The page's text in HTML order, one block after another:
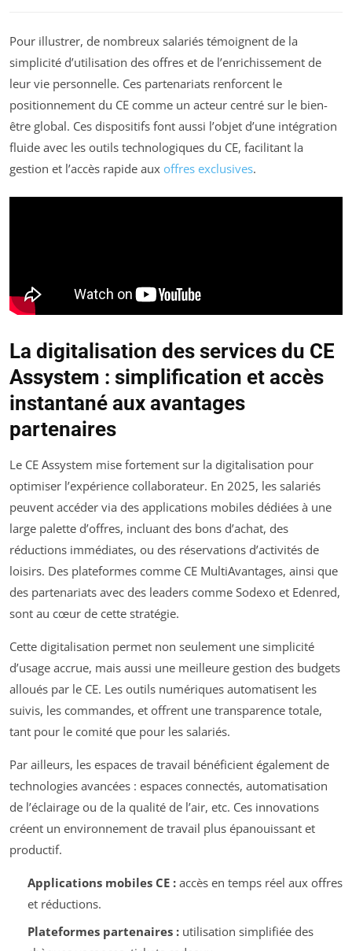
Pour illustrer, de nombreux salariés témoignent de la
simplicité d’utilisation des offres et de l’enrichissement de
leur vie personnelle. Ces partenariats renforcent le
positionnement du CE comme un acteur centré sur le bien-
être global. Ces dispositifs font aussi l’objet d’une intégration
fluide avec les outils technologiques du CE, facilitant la
gestion et l’accès rapide aux offres exclusives.
La digitalisation des services du CE
Assystem : simplification et accès
instantané aux avantages
partenaires
Le CE Assystem mise fortement sur la digitalisation pour
optimiser l’expérience collaborateur. En 2025, les salariés
peuvent accéder via des applications mobiles dédiées à une
large palette d’offres, incluant des bons d’achat, des
réductions immédiates, ou des réservations d’activités de
loisirs. Des plateformes comme CE MultiAvantages, ainsi que
des partenariats avec des leaders comme Sodexo et Edenred,
sont au cœur de cette stratégie.
Cette digitalisation permet non seulement une simplicité
d’usage accrue, mais aussi une meilleure gestion des budgets
alloués par le CE. Les outils numériques automatisent les
suivis, les commandes, et offrent une transparence totale,
tant pour le comité que pour les salariés.
Par ailleurs, les espaces de travail bénéficient également de
technologies avancées : espaces connectés, automatisation
de l’éclairage ou de la qualité de l’air, etc. Ces innovations
créent un environnement de travail plus épanouissant et
productif.
Applications mobiles CE :accès en temps réel aux offres
et réductions.
Plateformes partenaires :utilisation simplifiée des